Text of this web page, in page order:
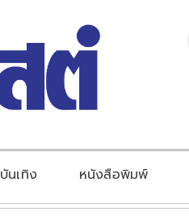
บันเทิง หนังสือพิมพ์